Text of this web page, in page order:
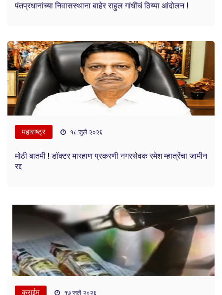
पंतप्रधानांच्या निवासस्थाना बाहेर राहुल गांधींचं ठिय्या आंदोलन !
महाराष्ट्र १८ जुलै २०२६
मोठी बातमी ! डॉक्टर मारहाण प्रकरणी नगरसेवक रमेश म्हात्रेंचा जामीन
रद्द
क्राईम १७ जुलै २०२६